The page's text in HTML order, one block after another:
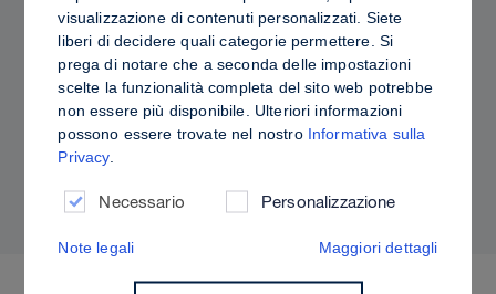
PRO TIPS
Contouring in crema o in polvere: differenze,
vantaggi e come scegliere i prodotti più
visualizzazione di contenuti personalizzati. Siete
liberi di decidere quali categorie permettere. Si
prega di notare che a seconda delle impostazioni
scelte la funzionalità completa del sito web potrebbe
non essere più disponibile. Ulteriori informazioni
possono essere trovate nel nostro Informativa sulla
Privacy.
Necessario Personalizzazione
Note legali Maggiori dettagli